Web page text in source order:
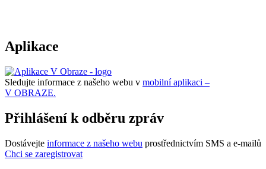
Aplikace
Sledujte informace z našeho webu v mobilní aplikaci –
V OBRAZE.
Přihlášení k odběru zpráv
Dostávejte informace z našeho webu prostřednictvím SMS a e-mailů
Chci se zaregistrovat